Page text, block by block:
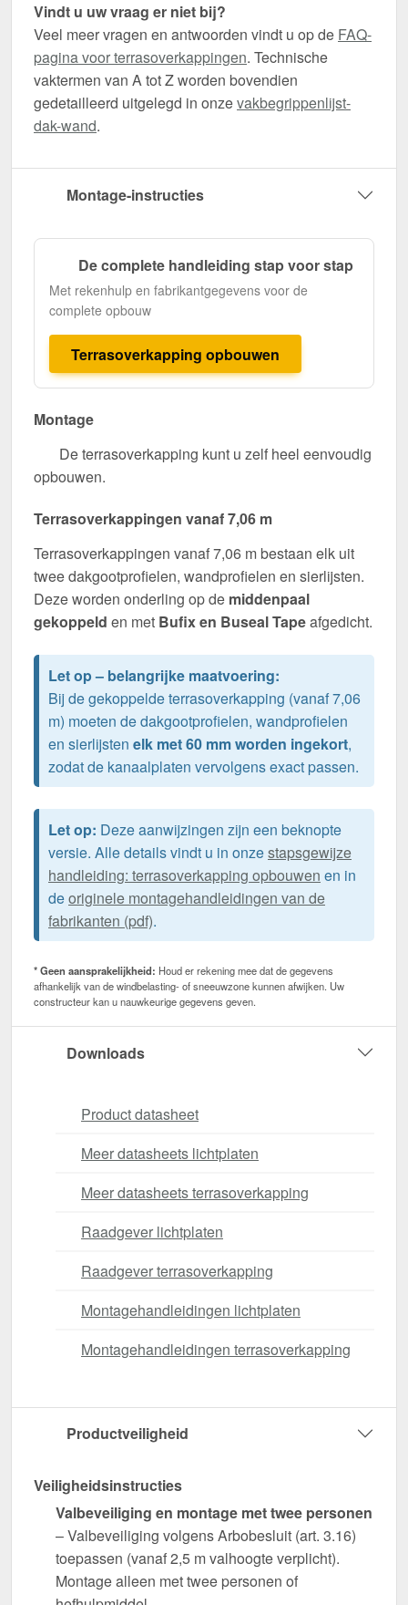
Vindt u uw vraag er niet bij?
Veel meer vragen en antwoorden vindt u op de FAQ-
pagina voor terrasoverkappingen. Technische
vaktermen van A tot Z worden bovendien
gedetailleerd uitgelegd in onzevakbegrippenlijst-
dak-wand.
Montage-instructies
De complete handleiding stap voor stap
Met rekenhulp en fabrikantgegevens voor de
complete opbouw
Terrasoverkapping opbouwen
Montage
De terrasoverkapping kunt u zelf heel eenvoudig
opbouwen.
Terrasoverkappingen vanaf 7,06 m
Terrasoverkappingen vanaf 7,06 m bestaan elk uit
twee dakgootprofielen, wandprofielen en sierlijsten.
Deze worden onderling op de middenpaal
gekoppeld en met Bufix en Buseal Tapeafgedicht.
Let op – belangrijke maatvoering:
Bij de gekoppelde terrasoverkapping (vanaf 7,06
m) moeten de dakgootprofielen, wandprofielen
en sierlijsten elk met 60 mm worden ingekort,
zodat de kanaalplaten vervolgens exact passen.
Let op: Deze aanwijzingen zijn een beknopte
versie. Alle details vindt u in onzestapsgewijze
handleiding: terrasoverkapping opbouwen en in
deoriginele montagehandleidingen van de
fabrikanten (pdf).
* Geen aansprakelijkheid: Houd er rekening mee dat de gegevens
afhankelijk van de windbelasting- of sneeuwzone kunnen afwijken. Uw
constructeur kan u nauwkeurige gegevens geven.
Downloads
Product datasheet
Meer datasheets lichtplaten
Meer datasheets terrasoverkapping
Raadgever lichtplaten
Raadgever terrasoverkapping
Montagehandleidingen lichtplaten
Montagehandleidingen terrasoverkapping
Productveiligheid
Veiligheidsinstructies
Valbeveiliging en montage met twee personen
– Valbeveiliging volgens Arbobesluit (art. 3.16)
toepassen (vanaf 2,5 m valhoogte verplicht).
Montage alleen met twee personen of